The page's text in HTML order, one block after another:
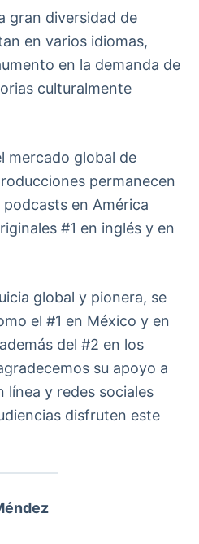
gran diversidad de
en varios idiomas,
en la demanda de
culturalmente
mercado global de
permanecen
en América
#1 en inglés y en
global y pionera, se
el #1 en México y en
del #2 en los
su apoyo a
línea y redes sociales
disfruten este